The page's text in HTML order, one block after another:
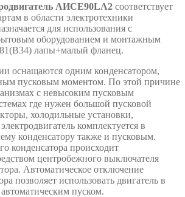
AИСЕ90LA2 соответствует
в области электротехники
для использования с
оборудованием и монтажным
лапы+малый фланец.
оснащаются одним конденсатором,
пусковым моментом. По этой причине
с невысоким пусковым
где нужен большой пусковой
холодильные установки,
комплектуется в
конденсатору также и пусковым.
конденсатора происходит
центробежного выключателя
Автоматическое отключение
позволяет использовать двигатель в
пуском.